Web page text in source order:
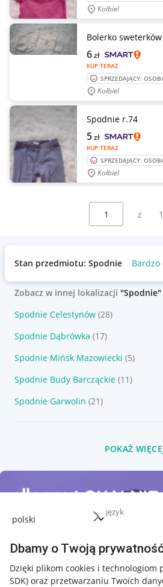
język
Dbamy o Twoją
Dzięki plikom cookies i technologiom
SDK) oraz przetwarzaniu Twoich
Kołbiel
Bolerko
KUP TERAZ
6zł
SPRZEDAJĄCY:
Kołbiel
Spodnie r.74
KUP TERAZ
5zł
SPRZEDAJĄCY:
Kołbiel
Wybierz stronę:
z 1
Stan przedmiotu: Spodnie
Zobacz w innej lokalizacji "Spodnie"
Spodnie Celestynów (28)
Spodnie Dąbrówka (17)
Spodnie Mińsk Mazowiecki (5)
Spodnie Budy Barcząckie (11)
Spodnie Garwolin (21)
POKAŻ